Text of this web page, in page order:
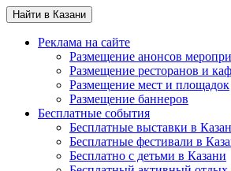
Найти в Казани
Реклама на сайте
Размещение анонсов
Размещение ресторанов и
Размещение мест и площадок
Размещение баннеров
Бесплатные события
Бесплатные выставки в
Бесплатные фестивали в
Бесплатно с детьми в Казани